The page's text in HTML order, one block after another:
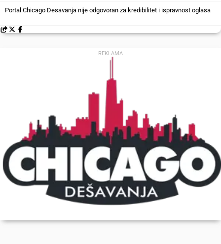
Portal Chicago Desavanja nije odgovoran za kredibilitet i ispravnost oglasa
REKLAMA